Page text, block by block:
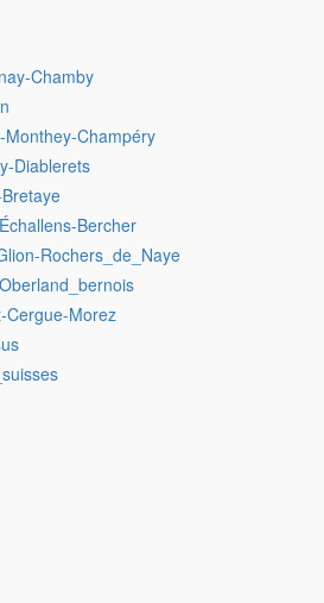
Chamby
Champéry
Diablerets
Bercher
Rochers_de_Naye
Cergue-Morez